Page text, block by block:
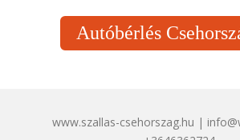
Autóbérlés
www.szallas-csehorszag.hu |